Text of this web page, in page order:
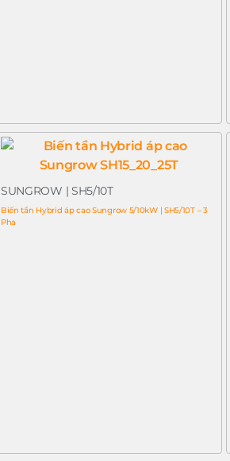
SUNGROW | SH5/10T
Biến tần Hybrid áp cao Sungrow 5/10kW | SH5/10T – 3
Pha